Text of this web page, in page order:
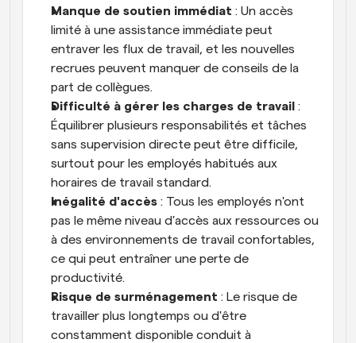
Manque de soutien immédiat : Un accès
limité à une assistance immédiate peut
entraver les flux de travail, et les nouvelles
recrues peuvent manquer de conseils de la
part de collègues.
Difficulté à gérer les charges de travail :
Équilibrer plusieurs responsabilités et tâches
sans supervision directe peut être difficile,
surtout pour les employés habitués aux
horaires de travail standard.
Inégalité d'accès : Tous les employés n'ont
pas le même niveau d'accès aux ressources ou
à des environnements de travail confortables,
ce qui peut entraîner une perte de
productivité.
Risque de surménagement : Le risque de
travailler plus longtemps ou d'être
constamment disponible conduit à